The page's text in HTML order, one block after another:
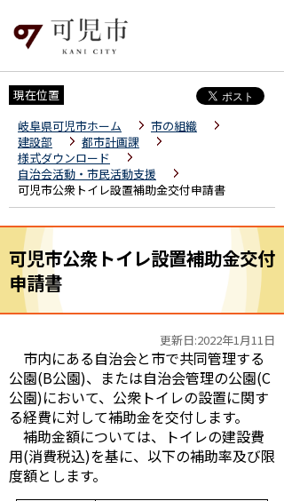
現在位置
岐阜県可児市ホーム
市の組織
建設部
都市計画課
様式ダウンロード
自治会活動・市民活動支援
可児市公衆トイレ設置補助金交付申請書
可児市公衆トイレ設置補助金交付
申請書
更新日:2022年1月11日
市内にある自治会と市で共同管理する
公園(B公園)、または自治会管理の公園(C
公園)において、公衆トイレの設置に関す
る経費に対して補助金を交付します。
補助金額については、トイレの建設費
用(消費税込)を基に、以下の補助率及び限
度額とします。